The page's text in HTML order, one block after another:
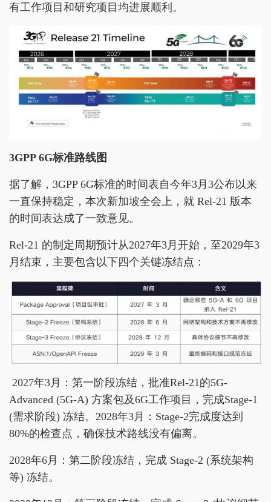
有工作项目和研究项目均进展顺利。
3GPP 6G标准路线图
据了解，3GPP 6G标准的时间表自今年3月3公布以来
一直保持稳定，本次新加坡全会上，就 Rel-21 版本
的时间表达成了一致意见。
Rel-21 的制定周期预计从2027年3月开始，至2029年3
月结束，主要包含以下四个关键冻结点：
2027年3月：第一阶段冻结，批准Rel-21的5G-
Advanced (5G-A) 方案包及6G工作项目，完成Stage-1
(需求阶段) 冻结。2028年3月：Stage-2完成度达到
80%的检查点，确保技术路线没有偏离。
2028年6月：第二阶段冻结，完成 Stage-2 (系统架构
等) 冻结。